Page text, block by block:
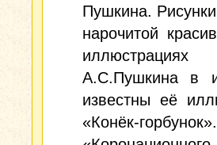
Пушкина.
нарочитой
А.С.Пушкина в
известны её
«Конёк-